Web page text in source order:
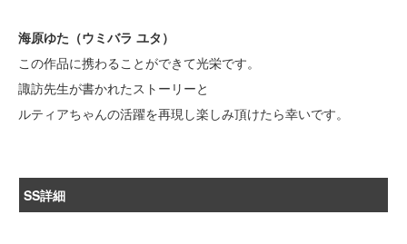
海原ゆた（ウミバラ ユタ）
この作品に携わることができて光栄です。
諏訪先生が書かれたストーリーと
ルティアちゃんの活躍を再現し楽しみ頂けたら幸いです。
SS詳細